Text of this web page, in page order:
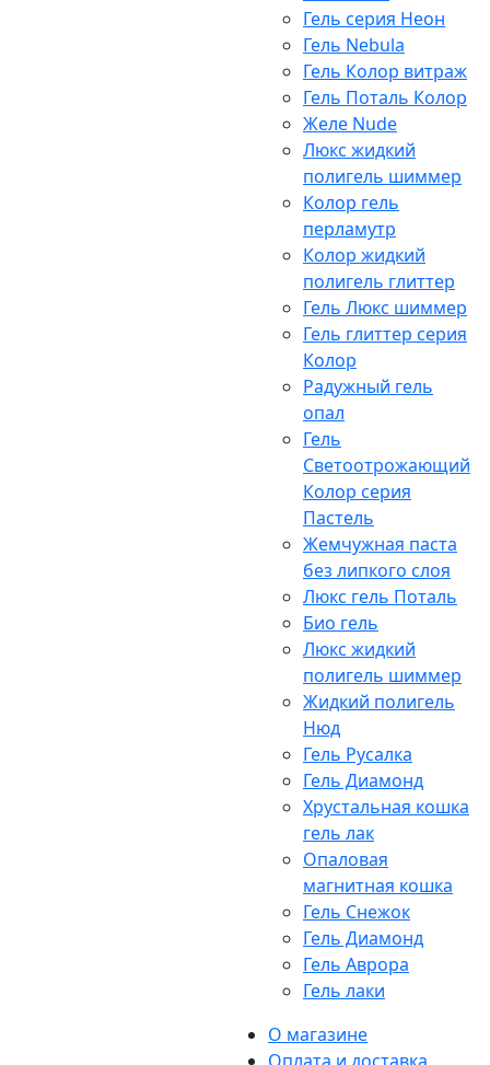
Гель серия Неон
Гель Nebula
Гель Колор витраж
Гель Поталь Колор
Желе Nude
Люкс жидкий
полигель шиммер
Колор гель
перламутр
Колор жидкий
полигель глиттер
Гель Люкс шиммер
Гель глиттер серия
Колор
Радужный гель
опал
Гель
Светоотрожающий
Колор серия
Пастель
Жемчужная паста
без липкого слоя
Люкс гель Поталь
Био гель
Люкс жидкий
полигель шиммер
Жидкий полигель
Нюд
Гель Русалка
Гель Диамонд
Хрустальная кошка
гель лак
Опаловая
магнитная кошка
Гель Снежок
Гель Диамонд
Гель Аврора
Гель лаки
О магазине